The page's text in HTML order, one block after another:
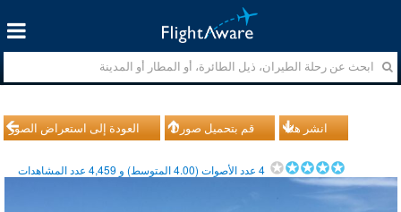
العودة إلى استعراض الصور قم بتحميل صورك انشر هذا
4عدد الأصوات (4.00المتوسط) و 4,459عدد المشاهدات